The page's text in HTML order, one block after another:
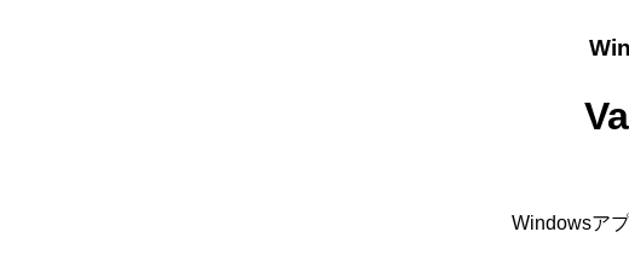
Windowsア